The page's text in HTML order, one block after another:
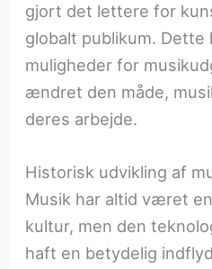
gjort det lettere for
globalt publikum. Dette
muligheder for
ændret den måde,
deres arbejde.
Historisk udvikling af
Musik har altid været
kultur, men den
haft en betydelig